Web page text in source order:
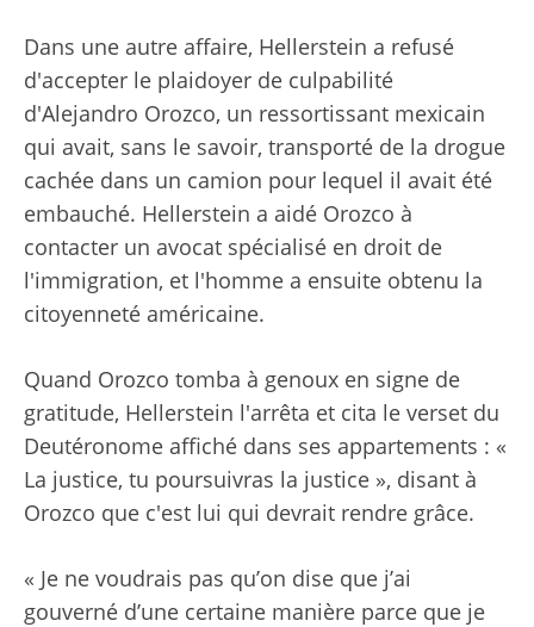
Dans une autre affaire, Hellerstein a refusé
d'accepter le plaidoyer de culpabilité
d'Alejandro Orozco, un ressortissant mexicain
qui avait, sans le savoir, transporté de la drogue
cachée dans un camion pour lequel il avait été
embauché. Hellerstein a aidé Orozco à
contacter un avocat spécialisé en droit de
l'immigration, et l'homme a ensuite obtenu la
citoyenneté américaine.
Quand Orozco tomba à genoux en signe de
gratitude, Hellerstein l'arrêta et cita le verset du
Deutéronome affiché dans ses appartements : «
La justice, tu poursuivras la justice », disant à
Orozco que c'est lui qui devrait rendre grâce.
« Je ne voudrais pas qu’on dise que j’ai
gouverné d’une certaine manière parce que je